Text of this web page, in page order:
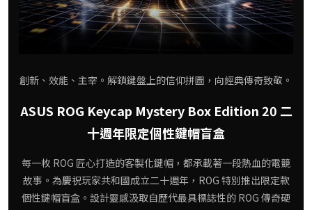
創新、效能、主宰。解鎖鍵盤上的信仰拼圖，向經典傳奇致敬。
ASUS ROG Keycap Mystery Box Edition 20 二
十週年限定個性鍵帽盲盒
每一枚 ROG 匠心打造的客製化鍵帽，都承載著一段熱血的電競
故事。為慶祝玩家共和國成立二十週年，ROG 特別推出限定款
個性鍵帽盲盒。設計靈感汲取自歷代最具標誌性的 ROG 傳奇硬